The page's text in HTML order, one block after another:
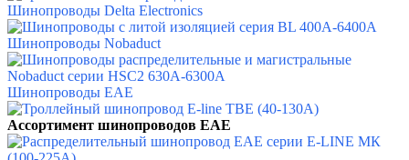
Шинопроводы Delta Electronics
Шинопроводы Nobaduct
Шинопроводы EAE
Ассортимент шинопроводов EAE